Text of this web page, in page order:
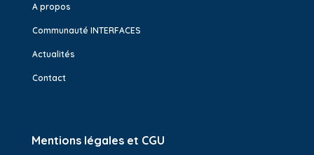
A propos
Communauté INTERFACES
Actualités
Contact
Mentions légales et CGU